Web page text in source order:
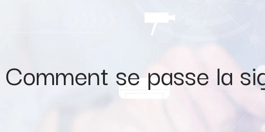
Comment se passe la